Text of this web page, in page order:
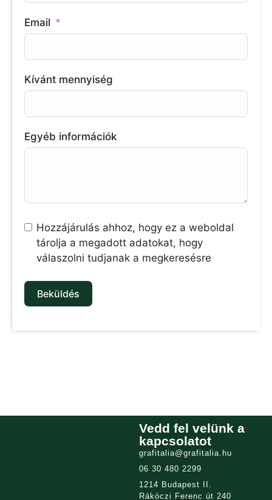
Email
Kívánt mennyiség
Egyéb információk
Hozzájárulás ahhoz, hogy ez a weboldal
tárolja a megadott adatokat, hogy
válaszolni tudjanak a megkeresésre
Beküldés
Vedd fel velünk a
kapcsolatot
grafitalia@grafitalia.hu
06 30 480 2299
1214 Budapest II.
Rákóczi Ferenc út 240